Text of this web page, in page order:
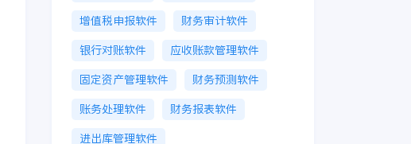
增值税申报软件
财务审计软件
银行对账软件
应收账款管理软件
固定资产管理软件
财务预测软件
账务处理软件
财务报表软件
进出库管理软件